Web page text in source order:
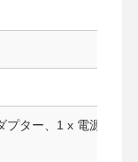
プター、1 x 電源コー